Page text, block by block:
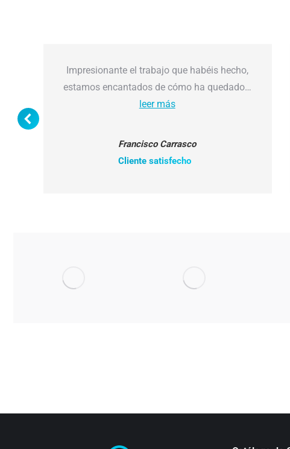
Francisco Carrasco
Cliente satisfecho
Impresionante el trabajo que habéis hecho,
estamos encantados de cómo ha quedado…
leer más